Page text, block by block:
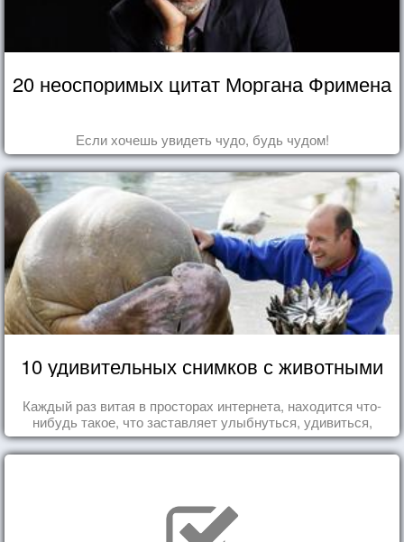
20 неоспоримых цитат Моргана Фримена
Если хочешь увидеть чудо, будь чудом!
10 удивительных снимков с животными
Каждый раз витая в просторах интернета, находится что-
нибудь такое, что заставляет улыбнуться, удивиться,
восхититься...